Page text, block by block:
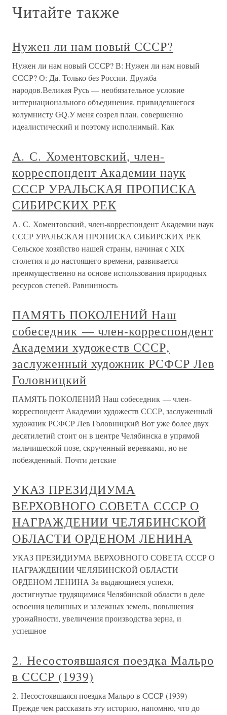
Читайте также
Нужен ли нам новый СССР?
Нужен ли нам новый СССР? В: Нужен ли нам новый
СССР? О: Да. Только без России. Дружба
народов.Великая Русь — необязательное условие
интернационального объединения, привидевшегося
колумнисту GQ.У меня созрел план, совершенно
идеалистический и поэтому исполнимый. Как
А. С. Хоментовский, член-
корреспондент Академии наук
СССР УРАЛЬСКАЯ ПРОПИСКА
СИБИРСКИХ РЕК
А. С. Хоментовский, член-корреспондент Академии наук
СССР УРАЛЬСКАЯ ПРОПИСКА СИБИРСКИХ РЕК
Сельское хозяйство нашей страны, начиная с XIX
столетия и до настоящего времени, развивается
преимущественно на основе использования природных
ресурсов степей. Равнинность
ПАМЯТЬ ПОКОЛЕНИЙ Наш
собеседник — член-корреспондент
Академии художеств СССР,
заслуженный художник РСФСР Лев
Головницкий
ПАМЯТЬ ПОКОЛЕНИЙ Наш собеседник — член-
корреспондент Академии художеств СССР, заслуженный
художник РСФСР Лев Головницкий Вот уже более двух
десятилетий стоит он в центре Челябинска в упрямой
мальчишеской позе, скрученный веревками, но не
побежденный. Почти детские
УКАЗ ПРЕЗИДИУМА
ВЕРХОВНОГО СОВЕТА СССР О
НАГРАЖДЕНИИ ЧЕЛЯБИНСКОЙ
ОБЛАСТИ ОРДЕНОМ ЛЕНИНА
УКАЗ ПРЕЗИДИУМА ВЕРХОВНОГО СОВЕТА СССР О
НАГРАЖДЕНИИ ЧЕЛЯБИНСКОЙ ОБЛАСТИ
ОРДЕНОМ ЛЕНИНА За выдающиеся успехи,
достигнутые трудящимися Челябинской области в деле
освоения целинных и залежных земель, повышения
урожайности, увеличения производства зерна, и
успешное
2. Несостоявшаяся поездка Мальро
в СССР (1939)
2. Несостоявшаяся поездка Мальро в СССР (1939)
Прежде чем рассказать эту историю, напомню, что до